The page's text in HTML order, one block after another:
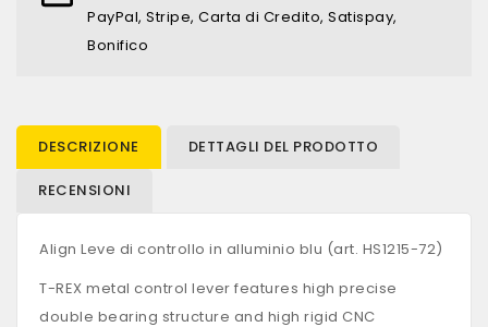
PayPal, Stripe, Carta di Credito, Satispay,
Bonifico
DESCRIZIONE DETTAGLI DEL PRODOTTO
RECENSIONI
Align Leve di controllo in alluminio blu (art. HS1215-72)
T-REX metal control lever features high precise
double bearing structure and high rigid CNC